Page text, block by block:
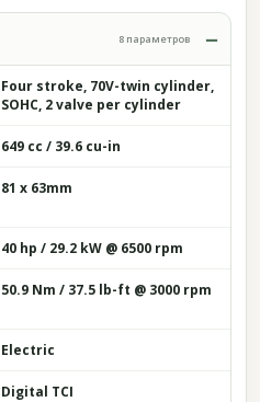
8 параметров
Four stroke, 70V-twin cylinder,
SOHC, 2 valve per cylinder
649 cc / 39.6 cu-in
81 x 63mm
40 hp / 29.2 kW @ 6500 rpm
50.9 Nm / 37.5 lb-ft @ 3000 rpm
Electric
Digital TCI